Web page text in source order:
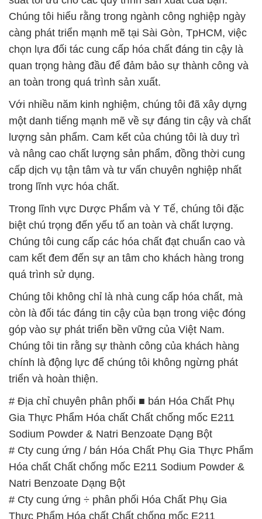
an toàn trong quá trình sản xuất.
Với nhiều năm kinh nghiệm, chúng tôi đã xây dựng
một danh tiếng mạnh mẽ về sự đáng tin cậy và chất
lượng sản phẩm. Cam kết của chúng tôi là duy trì
và nâng cao chất lượng sản phẩm, đồng thời cung
cấp dịch vụ tận tâm và tư vấn chuyên nghiệp nhất
trong lĩnh vực hóa chất.
Trong lĩnh vực Dược Phẩm và Y Tế, chúng tôi đặc
biệt chú trọng đến yếu tố an toàn và chất lượng.
Chúng tôi cung cấp các hóa chất đạt chuẩn cao và
cam kết đem đến sự an tâm cho khách hàng trong
quá trình sử dụng.
Chúng tôi không chỉ là nhà cung cấp hóa chất, mà
còn là đối tác đáng tin cậy của bạn trong việc đóng
góp vào sự phát triển bền vững của Việt Nam.
Chúng tôi tin rằng sự thành công của khách hàng
chính là động lực để chúng tôi không ngừng phát
triển và hoàn thiện.
# Địa chỉ chuyên phân phối ■ bán Hóa Chất Phụ
Gia Thực Phẩm Hóa chất Chất chống mốc E211
Sodium Powder & Natri Benzoate Dạng Bột
# Cty cung ứng / bán Hóa Chất Phụ Gia Thực Phẩm
Hóa chất Chất chống mốc E211 Sodium Powder &
Natri Benzoate Dạng Bột
# Cty cung ứng ÷ phân phối Hóa Chất Phụ Gia
Thực Phẩm Hóa chất Chất chống mốc E211
Sodium Powder & Natri Benzoate Dạng Bột
# Đơn vị chuyên bán ↔ thương mại Hóa Chất Phụ
Gia Thực Phẩm Hóa chất Chất chống mốc E211
Sodium Powder & Natri Benzoate Dạng Bột